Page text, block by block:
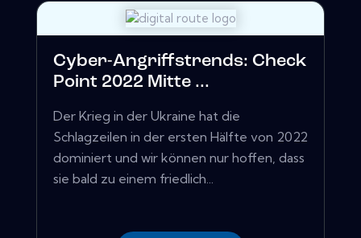
Cyber-Angriffstrends: Check
Point 2022 Mitte ...
Der Krieg in der Ukraine hat die
Schlagzeilen in der ersten Hälfte von 2022
dominiert und wir können nur hoffen, dass
sie bald zu einem friedlich...